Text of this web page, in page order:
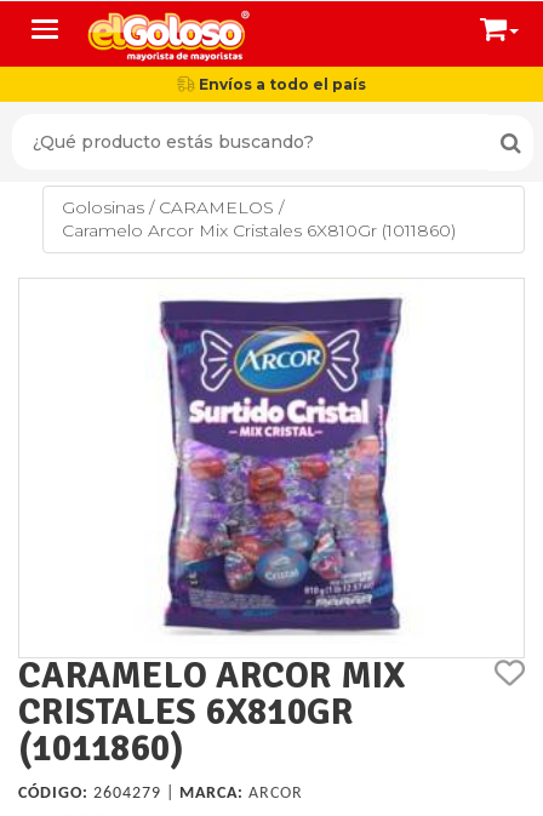
Toggle navigation
Envíos a todo el país
Golosinas / CARAMELOS /
Caramelo Arcor Mix Cristales 6X810Gr (1011860)
CARAMELO ARCOR MIX
CRISTALES 6X810GR
(1011860)
CÓDIGO: 2604279 | MARCA: ARCOR